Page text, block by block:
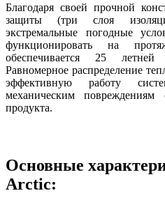
Благодаря своей прочной
защиты (три слоя
экстремальные погодные
функционировать на
обеспечивается 25 летней
Равномерное распределение
эффективную работу
механическим повреждениям
продукта.
Основные
Arctic: